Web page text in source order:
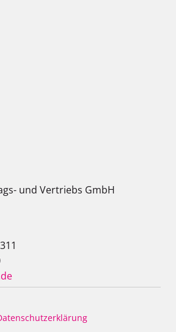
und Vertriebs GmbH